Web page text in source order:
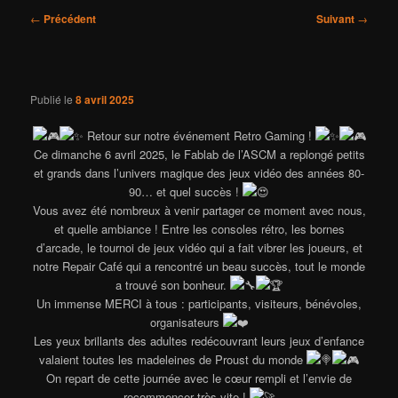
Navigation
← Précédent Suivant →
Publié le8 avril 2025
Retour sur notre événement Retro Gaming !
Ce dimanche 6 avril 2025, le Fablab de l’ASCM a replongé petits
et grands dans l’univers magique des jeux vidéo des années 80-
90… et quel succès !
Vous avez été nombreux à venir partager ce moment avec nous,
et quelle ambiance ! Entre les consoles rétro, les bornes
d’arcade, le tournoi de jeux vidéo qui a fait vibrer les joueurs, et
notre Repair Café qui a rencontré un beau succès, tout le monde
a trouvé son bonheur.
Un immense MERCI à tous : participants, visiteurs, bénévoles,
organisateurs
Les yeux brillants des adultes redécouvrant leurs jeux d’enfance
valaient toutes les madeleines de Proust du monde
On repart de cette journée avec le cœur rempli et l’envie de